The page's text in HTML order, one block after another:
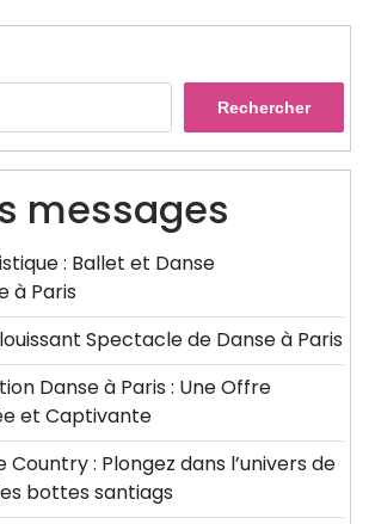
Rechercher
messages
: Ballet et Danse
à Paris
Spectacle de Danse à Paris
Danse à Paris : Une Offre
et Captivante
Country : Plongez dans l’univers de
bottes santiags